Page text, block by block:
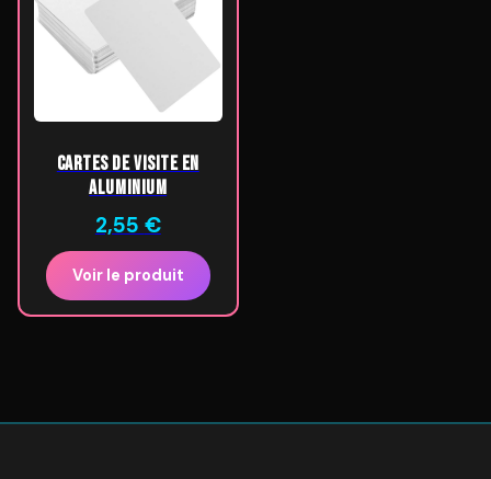
cartes de visite en
aluminium
2,55 €
Voir le produit